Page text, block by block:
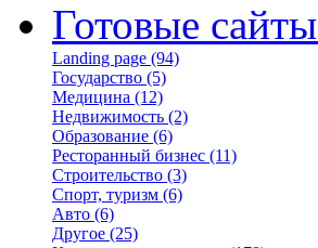
Готовые сайты
Landing page (94)
Государство (5)
Медицина (12)
Недвижимость (2)
Образование (6)
Ресторанный бизнес (11)
Строительство (3)
Спорт, туризм (6)
Авто (6)
Другое (25)